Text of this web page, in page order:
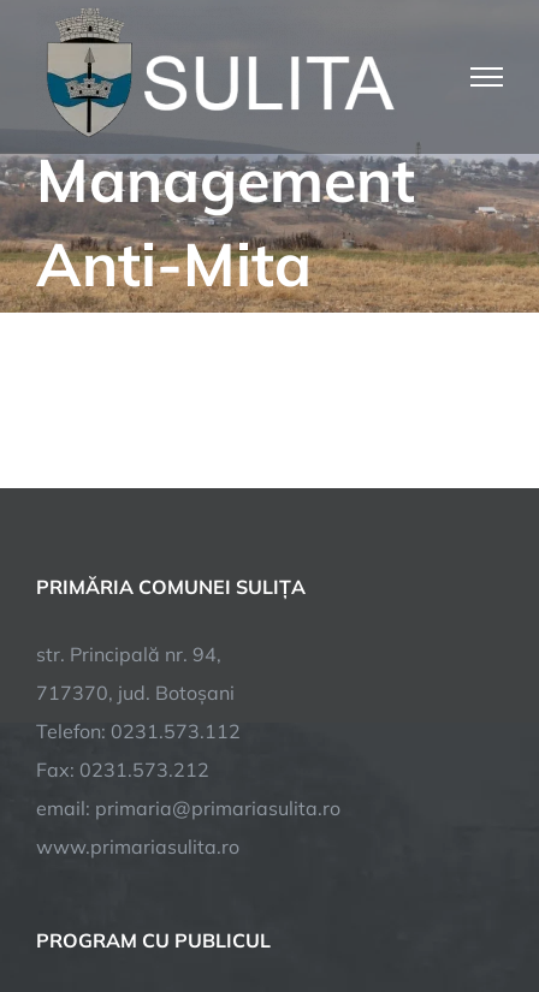
content
Management
Anti-Mita
PRIMĂRIA COMUNEI SULIȚA
str. Principală nr. 94,
717370, jud. Botoșani
Telefon: 0231.573.112
Fax: 0231.573.212
email: primaria@primariasulita.ro
www.primariasulita.ro
PROGRAM CU PUBLICUL